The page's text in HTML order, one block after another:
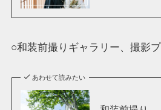
○和装前撮りギャラリー、撮影
あわせて読みたい